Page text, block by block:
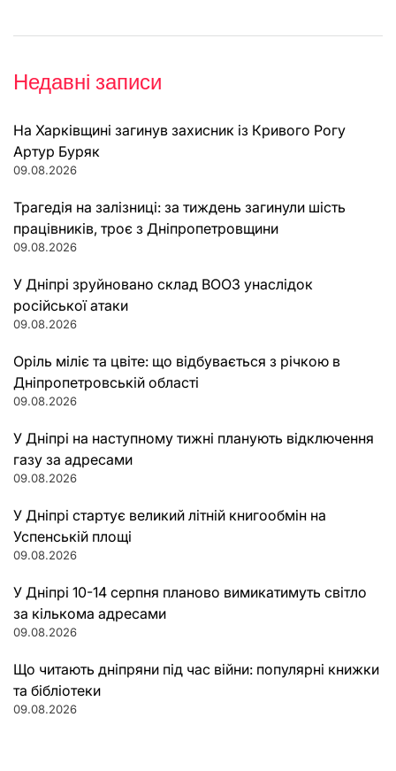
Недавні записи
На Харківщині загинув захисник із Кривого Рогу
Артур Буряк
09.08.2026
Трагедія на залізниці: за тиждень загинули шість
працівників, троє з Дніпропетровщини
09.08.2026
У Дніпрі зруйновано склад ВООЗ унаслідок
російської атаки
09.08.2026
Оріль міліє та цвіте: що відбувається з річкою в
Дніпропетровській області
09.08.2026
У Дніпрі на наступному тижні планують відключення
газу за адресами
09.08.2026
У Дніпрі стартує великий літній книгообмін на
Успенській площі
09.08.2026
У Дніпрі 10-14 серпня планово вимикатимуть світло
за кількома адресами
09.08.2026
Що читають дніпряни під час війни: популярні книжки
та бібліотеки
09.08.2026